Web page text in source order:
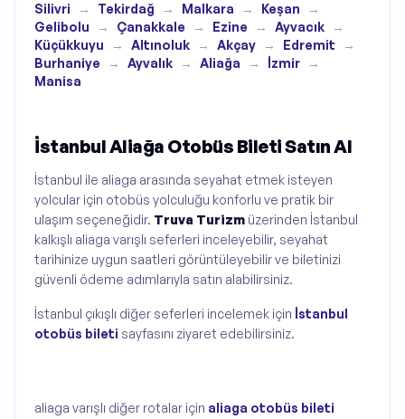
Silivri
→ Tekirdağ → Malkara → Keşan
→
Gelibolu
→ Çanakkale → Ezine → Ayvacık
→
Küçükkuyu
→ Altınoluk → Akçay → Edremit
→
Burhaniye
→ Ayvalık → Aliağa → İzmir
→
Manisa
İstanbul Aliağa Otobüs Bileti Satın Al
İstanbul ile aliaga arasında seyahat etmek isteyen
yolcular için otobüs yolculuğu konforlu ve pratik bir
ulaşım seçeneğidir. Truva Turizm üzerinden İstanbul
kalkışlı aliaga varışlı seferleri inceleyebilir, seyahat
tarihinize uygun saatleri görüntüleyebilir ve biletinizi
güvenli ödeme adımlarıyla satın alabilirsiniz.
İstanbul çıkışlı diğer seferleri incelemek için İstanbul
otobüs bileti sayfasını ziyaret edebilirsiniz.
aliaga varışlı diğer rotalar için aliaga otobüs bileti